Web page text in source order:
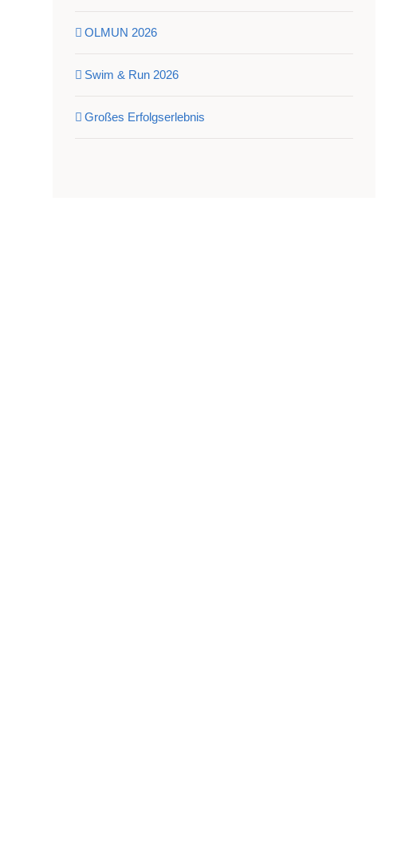
OLMUN 2026
Swim & Run 2026
Großes Erfolgserlebnis